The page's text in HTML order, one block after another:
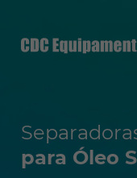
para Óleo